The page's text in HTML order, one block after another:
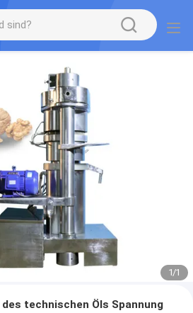
1/1
technischen Öls Spannung